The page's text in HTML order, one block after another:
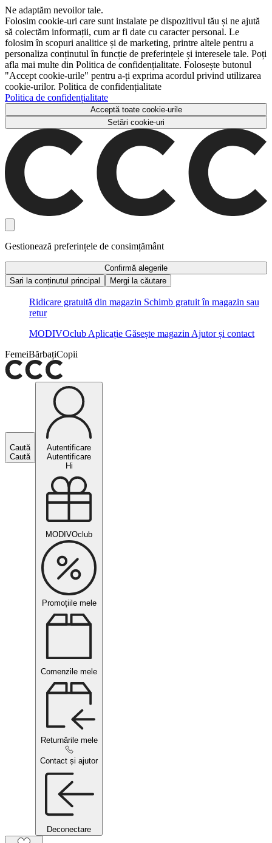
Ne adaptăm nevoilor tale.
Folosim cookie-uri care sunt instalate pe dispozitivul tău și ne ajută
să colectăm informații, cum ar fi date cu caracter personal. Le
folosim în scopuri analitice și de marketing, printre altele pentru a
personaliza conținutul în funcție de preferințele și interesele tale. Poți
afla mai multe din Politica de confidențialitate. Folosește butonul
"Accept cookie-urile" pentru a-ți exprima acordul privind utilizarea
cookie-urilor. Politica de confidențialitate
Politica de confidențialitate
Acceptă toate cookie-urile
Setări cookie-uri
Gestionează preferințele de consimțământ
Confirmă alegerile
Sari la conținutul principal
Mergi la căutare
Ridicare gratuită din magazin Schimb gratuit în magazin sau
retur
MODIVOclub Aplicație Găsește magazin Ajutor și contact
FemeiBărbațiCopii
Caută
Caută
Autentificare
Autentificare
Hi
MODIVOclub
Promoțiile mele
Comenzile mele
Returnările mele
Contact și ajutor
Deconectare